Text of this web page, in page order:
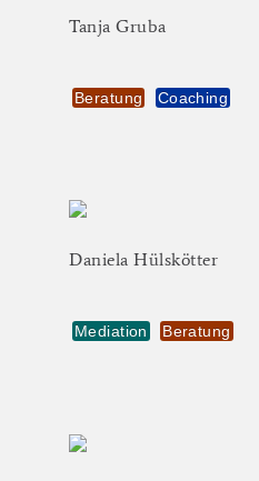
Tanja Gruba
Beratung Coaching
Daniela Hülskötter
Mediation Beratung